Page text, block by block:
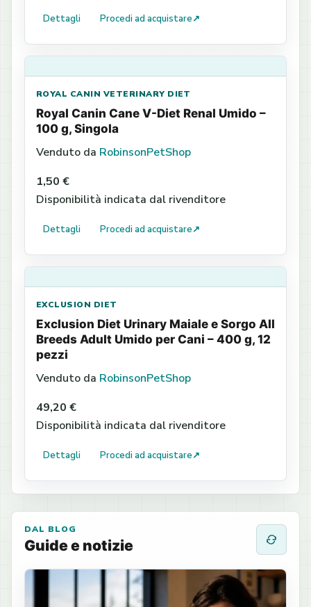
Dettagli Procedi ad acquistare↗
ROYAL CANIN VETERINARY DIET
Royal Canin Cane V-Diet Renal Umido –
100 g, Singola
Venduto da RobinsonPetShop
1,50 €
Disponibilità indicata dal rivenditore
Dettagli Procedi ad acquistare↗
EXCLUSION DIET
Exclusion Diet Urinary Maiale e Sorgo All
Breeds Adult Umido per Cani – 400 g, 12
pezzi
Venduto da RobinsonPetShop
49,20 €
Disponibilità indicata dal rivenditore
Dettagli Procedi ad acquistare↗
DAL BLOG
Guide e notizie